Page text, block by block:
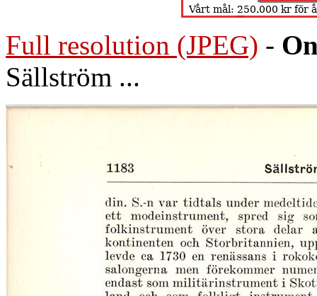
Full resolution (JPEG) -
Sällström ...